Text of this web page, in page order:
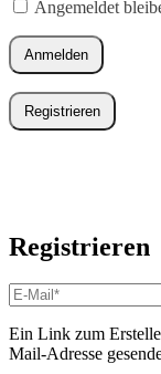
Angemeldet
Anmelden
Registrieren
Registrieren
E-
Mail-
Adresse*
Erforderlich
Ein Link zum
Mail-Adresse